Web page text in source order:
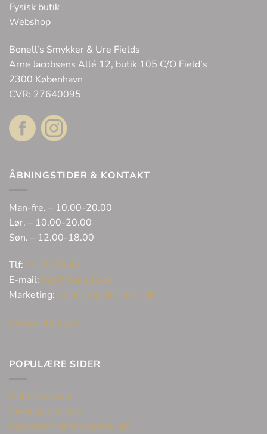
Fysisk butik
Webshop
Bonell’s Smykker & Ure Fields
Arne Jacobsens Allé 12, butik 105 C/O Field’s
2300 København
CVR: 27640095
ÅBNINGSTIDER & KONTAKT
Man-fre. – 10.00-20.00
Lør. – 10.00-20.00
Søn. – 12.00-18.00
Tlf: 32 62 06 45
E-mail: info@bonells.dk
Marketing: marketing@bonells.dk
Ledige stillinger
POPULÆRE SIDER
Huller i ørerne
Sælg guld & sølv
Reparation af smykker & ure